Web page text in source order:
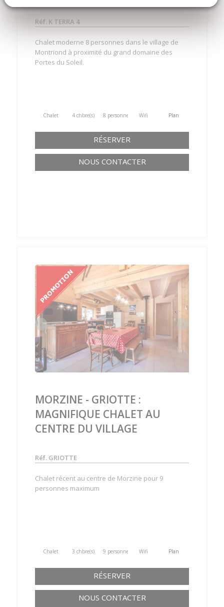
Réf. K TERRA 4
Chalet moderne 8 personnes dans le village de
Montriond à proximité du grand domaine des
Portes du Soleil.
Chalet 4 chbre(s) 8 personne(s) Wifi Plan
RÉSERVER
NOUS CONTACTER
MORZINE - GRIOTTE :
MAGNIFIQUE CHALET AU
CENTRE DU VILLAGE
Réf. GRIOTTE
Chalet récent au centre de Morzine pour 9
personnes maximum
Chalet 3 chbre(s) 9 personne(s) Wifi Plan
RÉSERVER
NOUS CONTACTER